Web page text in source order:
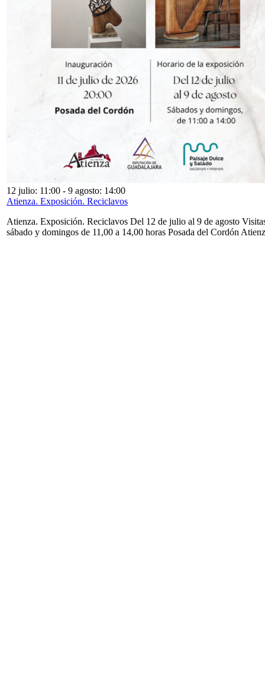
12 julio: 11:00 - 9 agosto: 14:00
Atienza. Exposición. Reciclavos
Atienza. Exposición. Reciclavos Del 12 de julio al 9 de agosto
sábado y domingos de 11,00 a 14,00 horas Posada del Cordón